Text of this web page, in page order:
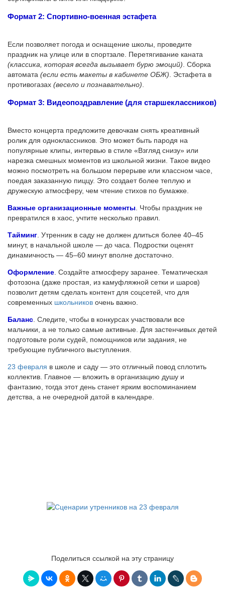
Формат 2: Спортивно-военная эстафета
Если позволяет погода и оснащение школы, проведите
праздник на улице или в спортзале. Перетягивание каната
(классика, которая всегда вызывает бурю эмоций) . Сборка
автомата (если есть макеты в кабинете ОБЖ) . Эстафета в
противогазах (весело и познавательно)
Формат 3: Видеопоздравление (для старшеклассников)
Вместо концерта предложите девочкам снять креативный
ролик для одноклассников. Это может быть пародя на
популярные клипы, интервью в стиле «Взгляд снизу» или
нарезка смешных моментов из школьной жизни. Такое видео
можно посмотреть на большом перерыве или классном часе,
поедая заказанную пиццу. Это создает более теплую и
дружескую атмосферу, чем чтение стихов по бумажке.
Важные организационные моменты . Чтобы праздник не
превратился в хаос, учтите несколько правил.
Тайминг . Утренник в саду не должен длиться более 40–45
минут, в начальной школе — до часа. Подростки оценят
динамичность — 45–60 минут вполне достаточно.
Оформление . Создайте атмосферу заранее. Тематическая
фотозона (даже простая, из камуфляжной сетки и шаров)
позволит детям сделать контент для соцсетей, что для
современных школьников очень важно.
Баланс . Следите, чтобы в конкурсах участвовали все
мальчики, а не только самые активные. Для застенчивых детей
подготовьте роли судей, помощников или задания, не
требующие публичного выступления.
23 февраля в школе и саду — это отличный повод сплотить
коллектив. Главное — вложить в организацию душу и
фантазию, тогда этот день станет ярким воспоминанием
детства, а не очередной датой в календаре.
Поделиться ссылкой на эту страницу